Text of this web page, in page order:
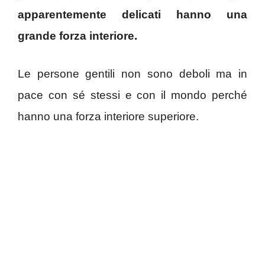
apparentemente delicati hanno una
grande forza interiore.
Le persone gentili non sono deboli ma in
pace con sé stessi e con il mondo perché
hanno una forza interiore superiore.